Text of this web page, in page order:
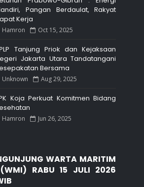
Pangan Berdaulat, Rakyat
Kerja
Hamron Oct 15, 2025
Tanjung Priok dan Kejaksaan
Jakarta Utara Tandatangani
Bersama
Unknown Aug 29, 2025
Koja Perkuat Komitmen Bidang
Hamron Jun 26, 2025
WARTA MARITIM
(WMI) RABU 15 JULI 2026